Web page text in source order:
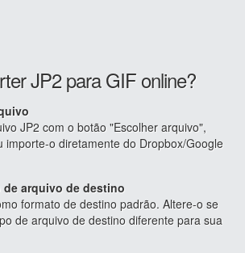
JP2 para GIF online?
JP2 com o botão "Escolher arquivo",
importe-o diretamente do Dropbox/Google
arquivo de destino
formato de destino padrão. Altere-o se
de arquivo de destino diferente para sua